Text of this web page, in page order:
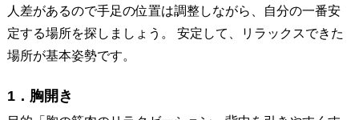
人差があるので手足の位置は調整しながら、自分の一番安
定する場所を探しましょう。 安定して、リラックスできた
場所が基本姿勢です。
1．胸開き